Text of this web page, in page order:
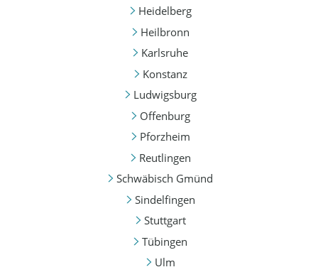
Heidelberg
Heilbronn
Karlsruhe
Konstanz
Ludwigsburg
Offenburg
Pforzheim
Reutlingen
Schwäbisch Gmünd
Sindelfingen
Stuttgart
Tübingen
Ulm